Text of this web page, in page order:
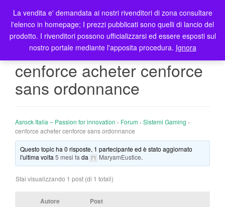
T
o
g
l
a
i
cenforce acheter cenforce
sans ordonnance
Asrock Italia – Passion for innovation › Forum › Sistemi Gaming ›
cenforce acheter cenforce sans ordonnance
Questo topic ha 0 risposte, 1 partecipante ed è stato aggiornato
l'ultima volta5 mesi fa da MaryamEustice.
Stai visualizzando 1 post (di 1 totali)
Autore Post
La vendita e' demandata ai nostri rivenditori di zona consultare
l'elenco in homepage; I prezzi pubblicati sono quelli di lancio del
prodotto. I rivenditori possono ufficializzarsi ed essere esposti sul
nostro portale mediante l'apposita procedura. Ignora